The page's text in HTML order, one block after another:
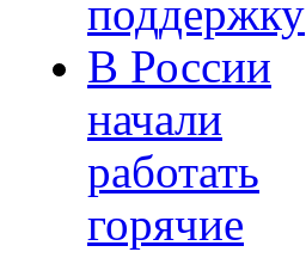
поддержку
В России
начали
работать
горячие